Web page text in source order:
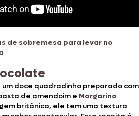
de sobremesa para levar no
doce quadradinho preparado com
de amendoim e Margarina
britânica, ele tem uma textura